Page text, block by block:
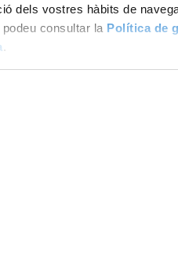
dels vostres hàbits de
consultar la Política de
.
de 10 a 14 hores.
04 30